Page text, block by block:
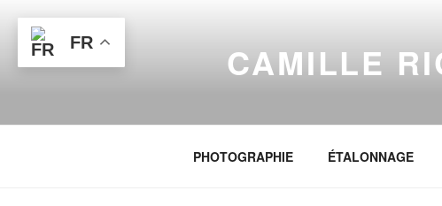
CAMILLE
PHOTOGRAPHIE ÉTALONNAGE
FR